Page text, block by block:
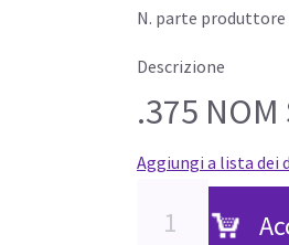
N. parte produttore
Descrizione
.375 NOM
Aggiungi a lista dei